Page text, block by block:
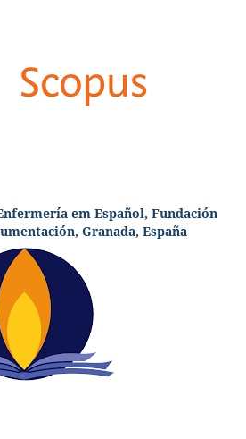
em Español, Fundación
Granada, España